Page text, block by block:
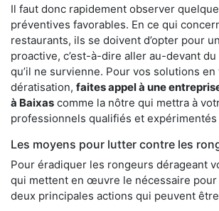
Il faut donc rapidement observer
préventives favorables. En ce qui
restaurants, ils se doivent d’opter pour
proactive, c’est-à-dire aller au-devant
qu’il ne survienne. Pour vos solutions en
dératisation, faites appel à une
à Baixas comme la nôtre qui mettra à
professionnels qualifiés et expérimentés
Les moyens pour lutter contre les
Pour éradiquer les rongeurs dérageant
qui mettent en œuvre le nécessaire pour
deux principales actions qui peuvent